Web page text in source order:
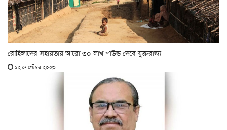
রোহিঙ্গাদের সহায়তায় আরো ৩০ লাখ পাউন্ড দেবে যুক্তরাজ্য
১২ সেপ্টেম্বর ২০২৩